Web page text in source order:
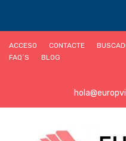
ACCESO CONTACTE
FAQ´S
BLOG